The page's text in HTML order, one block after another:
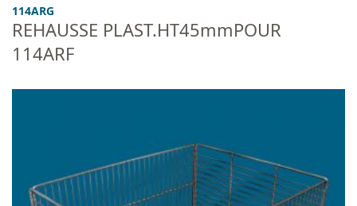
114ARG
REHAUSSE PLAST.HT45mmPOUR
114ARF